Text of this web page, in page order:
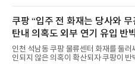
라 극장을 모티브로 한 데코레이션으로
다. 무대 공간 및 티켓 박스
필먼트서비스(CFS)가 지난 28일부터
주민을 대상으로 전문 출장 청소서비스
나섬으로써 본격적인 지역사회 복구 작
작된 것이다.대피소 주민 중심 청소 접수,
부터 2가구 지원 완료CFS는 신현초등
현북초등학교, 신현여자중학교 등 인천
관내 임시 대피소 3곳에서 체류해온 화
쿠팡 “입주 전 화재는 당사와
탄내 의혹도 외부 연기 유입 반
인천 석남동 쿠팡 물류센터 화재를 둘러
인되지 않은 의혹이 확산되자 쿠팡이 반